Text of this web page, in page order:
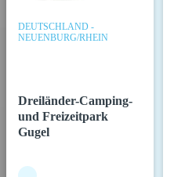
DEUTSCHLAND -
NEUENBURG/RHEIN
Dreiländer-Camping-
und Freizeitpark
Gugel